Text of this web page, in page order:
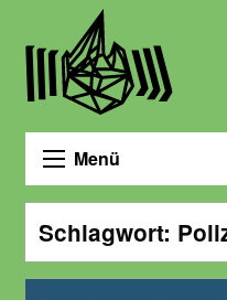
Menü
Schlagwort: